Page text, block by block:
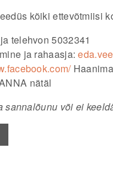
kõiki ettevõtmiisi
telehvon 5032341
ja rahaasja:
nätäl
sannalõunu või ei